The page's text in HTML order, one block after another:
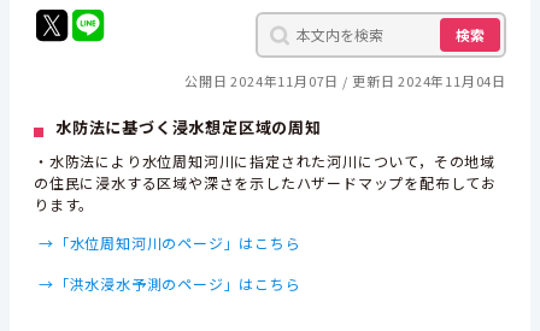
検索
公開日 2024年11月07日 更新日 2024年11月04日
水防法に基づく浸水想定区域の周知
・水防法により水位周知河川に指定された河川について，その地域
の住民に浸水する区域や深さを示したハザードマップを配布してお
ります。
→「水位周知河川のページ」はこちら
→「洪水浸水予測のページ」はこちら